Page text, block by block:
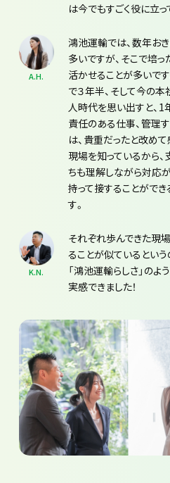
は今でもすごく役に立っ
A.H.
鴻池運輸では、数年お
多いですが、そこで培
活かせることが多いで
で３年半、そして今の
人時代を思い出すと、1
責任のある仕事、管理
は、貴重だったと改め
現場を知っているから
ちも理解しながら対応
持って接することができ
す。
K.N.
それぞれ歩んできた現
ることが似ているという
「鴻池運輸らしさ」の
実感できました！